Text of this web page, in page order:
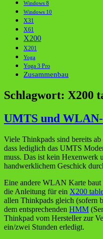
Windows 8
Windows 10
X31
X61
X200
X201
Yoga
Yoga 3 Pro
Zusammenbau
Schlagwort: X200
UMTS und
Viele Thinkpads sind bereits
dass lediglich das UMTS
muss. Das ist kein Hexenwerk
handwerklichem Geschick
Eine andere WLAN Karte baut
die Anleitung für ein X200
allen Thinkpads gleich (sofern
dem entsprechenden HMM
Thinkpad vom Hersteller zur
ein/zwei Stunden erledigt.